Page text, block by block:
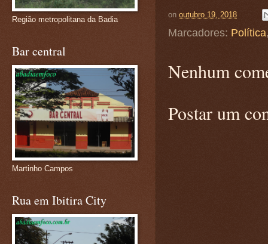
on outubro 19, 2018
Marcadores: Política
Nenhum
Postar um
Região metropolitana da Badia
Bar central
Martinho Campos
Rua em Ibitira City